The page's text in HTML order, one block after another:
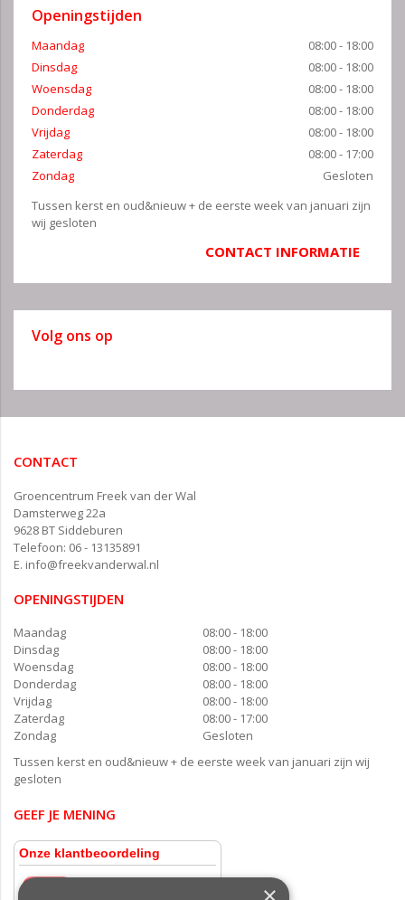
Openingstijden
Maandag
08:00 - 18:00
Dinsdag
08:00 - 18:00
Woensdag
08:00 - 18:00
Donderdag
08:00 - 18:00
Vrijdag
08:00 - 18:00
Zaterdag
08:00 - 17:00
Zondag
Gesloten
Tussen kerst en oud&nieuw + de eerste week van januari zijn
wij gesloten
CONTACT INFORMATIE
Volg ons op
CONTACT
Groencentrum Freek van der Wal
Damsterweg 22a
9628 BT Siddeburen
Telefoon: 06 - 13135891
E. info@freekvanderwal.nl
OPENINGSTIJDEN
Maandag
08:00 - 18:00
Dinsdag
08:00 - 18:00
Woensdag
08:00 - 18:00
Donderdag
08:00 - 18:00
Vrijdag
08:00 - 18:00
Zaterdag
08:00 - 17:00
Zondag
Gesloten
Tussen kerst en oud&nieuw + de eerste week van januari zijn wij
gesloten
GEEF JE MENING